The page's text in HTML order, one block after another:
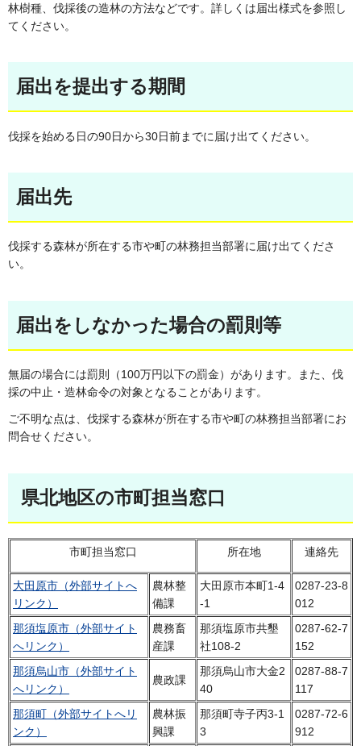
林樹種、伐採後の造林の方法などです。詳しくは届出様式を参照し
てください。
届出を提出する期間
伐採を始める日の90日から30日前までに届け出てください。
届出先
伐採する森林が所在する市や町の林務担当部署に届け出てくださ
い。
届出をしなかった場合の罰則等
無届の場合には罰則（100万円以下の罰金）があります。また、伐
採の中止・造林命令の対象となることがあります。
ご不明な点は、伐採する森林が所在する市や町の林務担当部署にお
問合せください。
県北地区の市町担当窓口
市町担当窓口 所在地 連絡先
大田原市（外部サイトへ
リンク）
農林整
備課
大田原市本町1-4
-1
0287-23-8
012
那須塩原市（外部サイト
へリンク）
農務畜
産課
那須塩原市共墾
社108-2
0287-62-7
152
那須烏山市（外部サイト
へリンク）
農政課
那須烏山市大金2
40
0287-88-7
117
那須町（外部サイトへリ
ンク）
農林振
興課
那須町寺子丙3-1
3
0287-72-6
912